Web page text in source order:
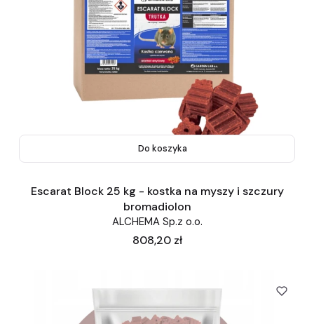
Do koszyka
Escarat Block 25 kg - kostka na myszy i szczury
bromadiolon
ALCHEMA Sp.z o.o.
Cena
808,20 zł